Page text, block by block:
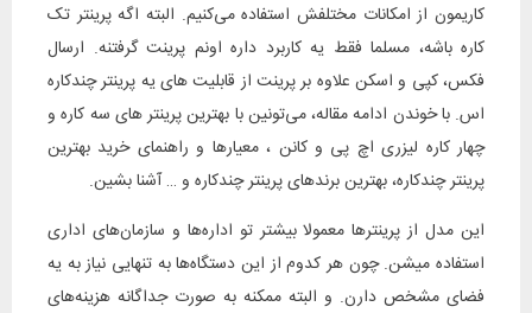
کاریمون از امکانات مختلفش استفاده می‌کنیم. البته اگه پرینتر تک
کاره باشه، مسلما فقط یه کاربرد داره اونم پرینت گرفتنه. ارسال
فکس، ‌کپی و اسکن علاوه بر پرینت از قابلیت های یه پرینتر چندکاره
اس. با خوندن ادامه مقاله،‌ می‌تونین با بهترین پرینتر های سه کاره و
چهار کاره لیزری اچ پی و کانن ، معیارها و راهنمای خرید بهترین
پرینتر چندکاره، بهترین برندهای پرینتر چندکاره و … آشنا بشین.
این مدل از پرینترها معمولا بیشتر تو اداره‌ها و سازمان‌های اداری
استفاده میشن. چون هر کدوم از این دستگاه‌ها به تنهایی نیاز به یه
فضای مشخص دارن. و البته ممکنه به صورت جداگانه هزینه‌های